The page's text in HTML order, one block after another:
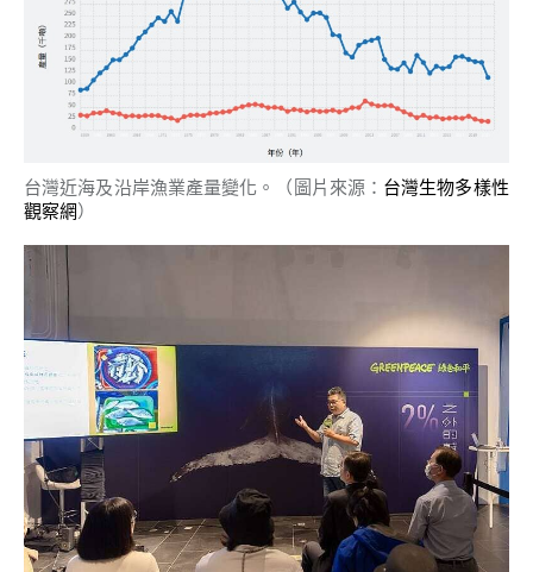
台灣近海及沿岸漁業產量變化。（圖片來源： 台灣生物多樣性
觀察網）